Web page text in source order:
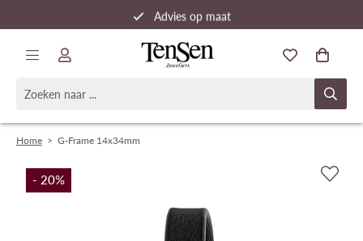
Advies op maat
Snelle verzending
Home > G-Frame 14x34mm
- 20%